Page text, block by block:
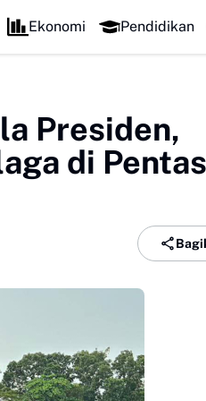
UNM Gelar Sidang Pleno,
Ekonomi Pendidikan
Presiden,
di Pentas